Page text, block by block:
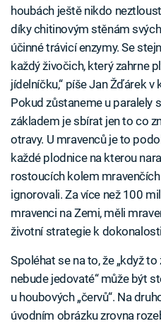
houbách ještě nikdo
díky chitinovým stěnám
účinné trávicí enzymy. Se
každý živočich, který zahrne
jídelníčku,“ píše Jan Žďárek v
Pokud zůstaneme u paralely
základem je sbírat jen to co
otravy. U mravenců je to
každé plodnice na kterou
rostoucích kolem
ignorovali. Za více než 100
mravenci na Zemi, měli
životní strategie k
Spoléhat se na to, že „když
nebude jedovaté“ může být
u houbových „červů“. Na
úvodním obrázku zrovna